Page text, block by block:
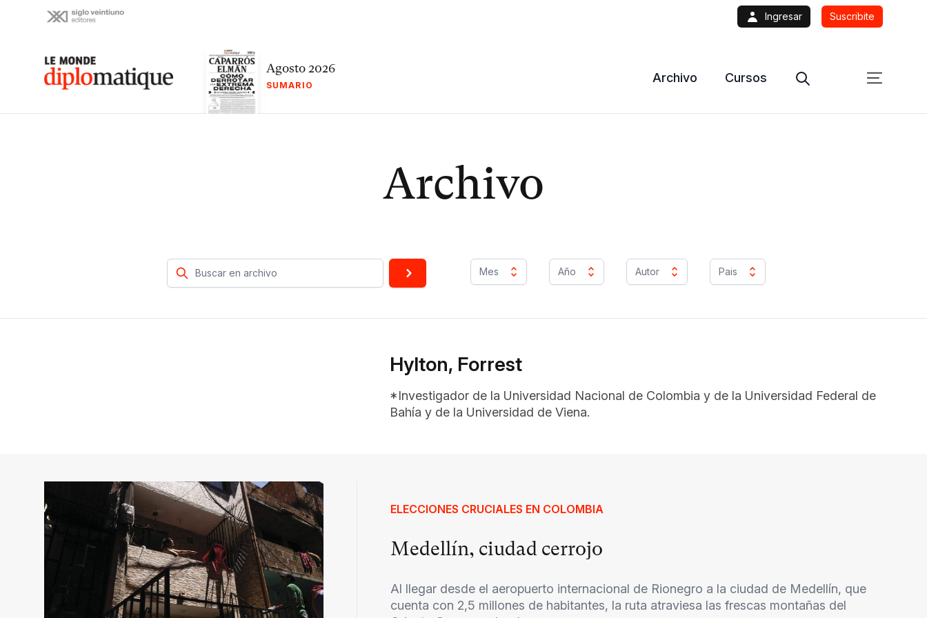
Ingresar Suscribite
Le monde diplomatique Agosto 2026
SUMARIO
Archivo Cursos
Archivo
Mes Año Autor Pais
Hylton, Forrest
*Investigador de la Universidad Nacional de Colombia y de la Universidad Federal de
Bahía y de la Universidad de Viena.
ELECCIONES CRUCIALES EN COLOMBIA
Medellín, ciudad cerrojo
Al llegar desde el aeropuerto internacional de Rionegro a la ciudad de Medellín, que
cuenta con 2,5 millones de habitantes, la ruta atraviesa las frescas montañas del